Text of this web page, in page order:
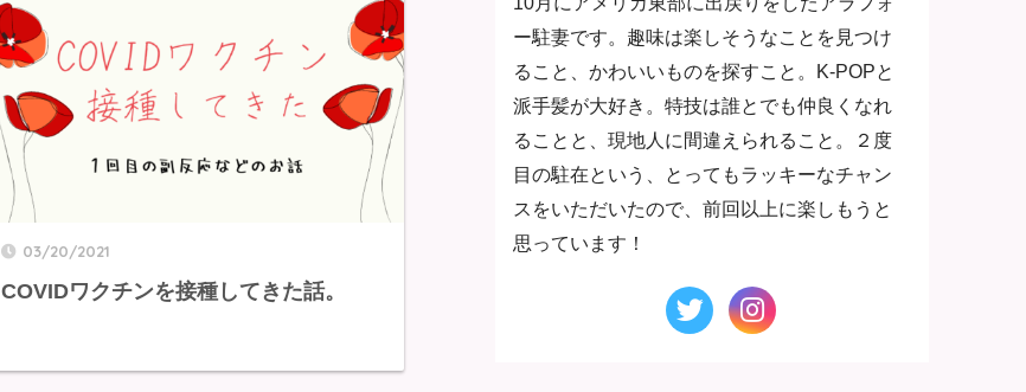
03/20/2021
COVIDワクチンを接種してきた話。
ー駐妻です。趣味は楽しそうなことを見つけ
ること、かわいいものを探すこと。K-POPと
派手髪が大好き。特技は誰とでも仲良くなれ
ることと、現地人に間違えられること。２度
目の駐在という、とってもラッキーなチャン
スをいただいたので、前回以上に楽しもうと
思っています！